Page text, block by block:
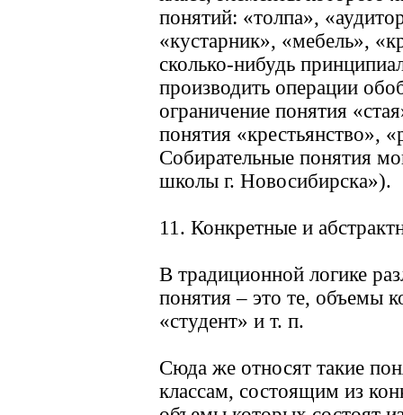
понятий: «толпа»,
«кустарник», «мебель»,
сколько-нибудь
производить операции
ограничение понятия
понятия «крестьянство»,
Собирательные понятия
школы г. Новосибирска»).
11. Конкретные и
В традиционной логике
понятия – это те, объемы
«студент» и т. п.
Сюда же относят такие
классам, состоящим из